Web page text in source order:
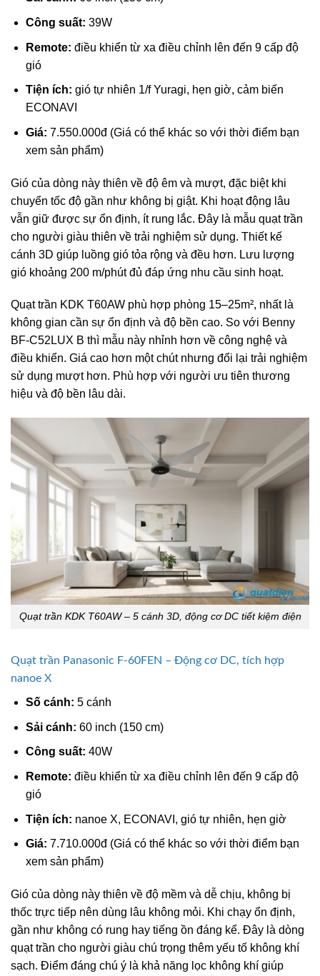
Công suất: 39W
Remote: điều khiển từ xa điều chỉnh lên đến 9 cấp độ
gió
Tiện ích: gió tự nhiên 1/f Yuragi, hẹn giờ, cảm biến
ECONAVI
Giá: 7.550.000đ (Giá có thể khác so với thời điểm bạn
xem sản phẩm)
Gió của dòng này thiên về độ êm và mượt, đặc biệt khi
chuyển tốc độ gần như không bị giật. Khi hoạt động lâu
vẫn giữ được sự ổn định, ít rung lắc. Đây là mẫu quạt trần
cho người giàu thiên về trải nghiệm sử dụng. Thiết kế
cánh 3D giúp luồng gió tỏa rộng và đều hơn. Lưu lượng
gió khoảng 200 m/phút đủ đáp ứng nhu cầu sinh hoạt.
Quạt trần KDK T60AW phù hợp phòng 15–25m², nhất là
không gian cần sự ổn định và độ bền cao. So với Benny
BF-C52LUX B thì mẫu này nhỉnh hơn về công nghệ và
điều khiển. Giá cao hơn một chút nhưng đổi lại trải nghiệm
sử dụng mượt hơn. Phù hợp với người ưu tiên thương
hiệu và độ bền lâu dài.
Quạt trần KDK T60AW – 5 cánh 3D, động cơ DC tiết kiệm điện
Quạt trần Panasonic F-60FEN – Động cơ DC, tích hợp
nanoe X
Số cánh: 5 cánh
Sải cánh: 60 inch (150 cm)
Công suất: 40W
Remote: điều khiển từ xa điều chỉnh lên đến 9 cấp độ
gió
Tiện ích: nanoe X, ECONAVI, gió tự nhiên, hẹn giờ
Giá: 7.710.000đ (Giá có thể khác so với thời điểm bạn
xem sản phẩm)
Gió của dòng này thiên về độ mềm và dễ chịu, không bị
thốc trực tiếp nên dùng lâu không mỏi. Khi chạy ổn định,
gần như không có rung hay tiếng ồn đáng kể. Đây là dòng
quạt trần cho người giàu chú trọng thêm yếu tố không khí
sạch. Điểm đáng chú ý là khả năng lọc không khí giúp